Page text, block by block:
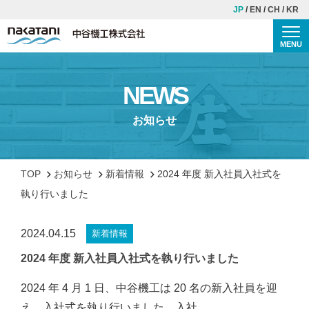
MENU
TOP
歴史
JP EN CH KR
NEWS
お知らせ
TOP お知らせ 新着情報
2024 年度 新入社員入社式を
執り行いました
2024.04.15 新着情報
2024 年度 新入社員入社式を執り行いました
2024 年 4 月 1 日、中谷機工は 20 名の新入社員を迎